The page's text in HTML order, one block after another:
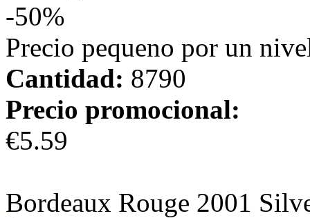
-50%
Precio pequeno por un
Cantidad: 8790
Precio promocional:
€5.59
Bordeaux Rouge 2001